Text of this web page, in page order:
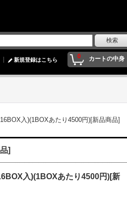
0 カートの中身
新規登録はこちら
入)(1BOXあたり4500円)[新品商品]
]
入)(1BOXあたり4500円)[新